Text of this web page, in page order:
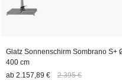
außergewöhnliche Modelle,
Funktionalität überzeugen.
Glatz Sonnenschirm Sombrano S+
400 cm
ab 2.157,89 € 2.395 €